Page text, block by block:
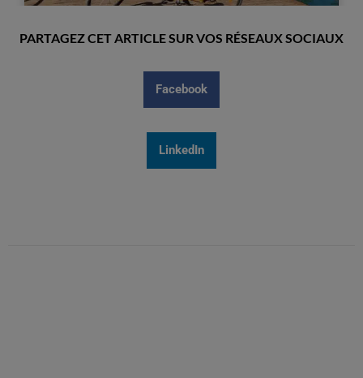
PARTAGEZ CET ARTICLE SUR VOS RÉSEAUX SOCIAUX
Facebook
LinkedIn